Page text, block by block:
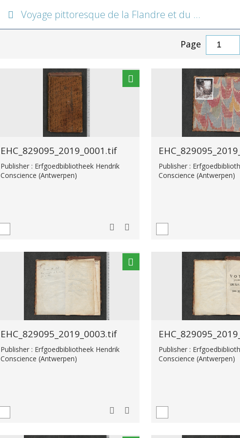
Voyage pittoresque de la Flandre et du Brabant, avec des réflexions relativement aux arts & quelques gravures
Page
EHC_829095_2019_0001.tif
Publisher : Erfgoedbibliotheek Hendrik
Conscience (Antwerpen)
Publisher :
Conscience (Antwerpen)
EHC_829095_2019_0003.tif
Publisher : Erfgoedbibliotheek Hendrik
Conscience (Antwerpen)
Publisher :
Conscience (Antwerpen)